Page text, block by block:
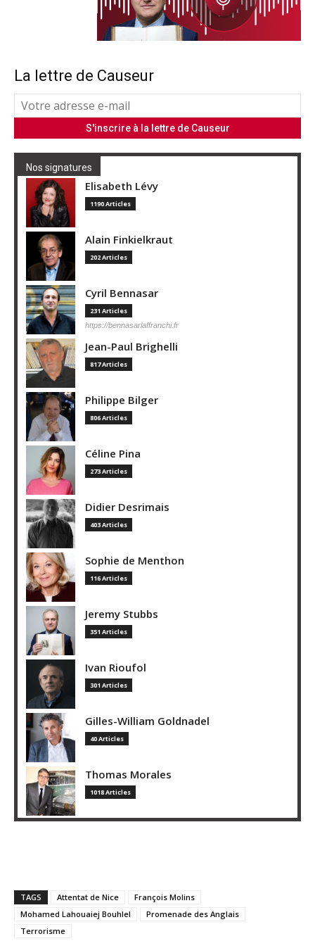
La lettre de Causeur
Nos signatures
Elisabeth Lévy
1190 Articles
Alain Finkielkraut
202 Articles
Cyril Bennasar
231 Articles
https://bennasarlaffranchi.fr
Jean-Paul Brighelli
817 Articles
Philippe Bilger
806 Articles
Céline Pina
273 Articles
Didier Desrimais
403 Articles
Sophie de Menthon
116 Articles
Jeremy Stubbs
351 Articles
Ivan Rioufol
301 Articles
Gilles-William Goldnadel
40 Articles
Thomas Morales
1018 Articles
TAGS Attentat de Nice
François Molins
Mohamed Lahouaiej Bouhlel
Promenade des Anglais
Terrorisme